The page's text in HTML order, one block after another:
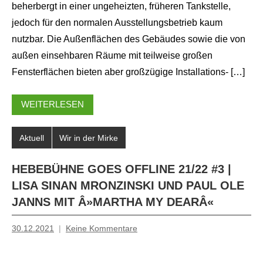
beherbergt in einer ungeheizten, früheren Tankstelle,
jedoch für den normalen Ausstellungsbetrieb kaum
nutzbar. Die Außenflächen des Gebäudes sowie die von
außen einsehbaren Räume mit teilweise großen
Fensterflächen bieten aber großzügige Installations- […]
WEITERLESEN
Aktuell Wir in der Mirke
HEBEBÜHNE GOES OFFLINE 21/22 #3 |
LISA SINAN MRONZINSKI UND PAUL OLE
JANNS MIT Â»MARTHA MY DEARÂ«
30.12.2021
Mosche
Keine Kommentare